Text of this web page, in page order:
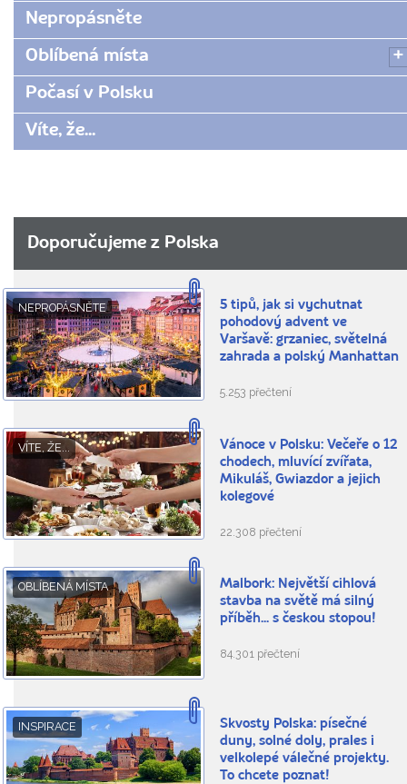
Nepropásněte
Oblíbená místa
Počasí v Polsku
Víte, že...
Doporučujeme z Polska
NEPROPÁSNĚTE
5 tipů, jak si vychutnat
pohodový advent ve
Varšavě: grzaniec, světelná
zahrada a polský Manhattan
5.253 přečtení
VÍTE, ŽE...
Vánoce v Polsku: Večeře o 12
chodech, mluvící zvířata,
Mikuláš, Gwiazdor a jejich
kolegové
22.308 přečtení
OBLÍBENÁ MÍSTA
Malbork: Největší cihlová
stavba na světě má silný
příběh... s českou stopou!
84.301 přečtení
INSPIRACE
Skvosty Polska: písečné
duny, solné doly, prales i
velkolepé válečné projekty.
To chcete poznat!